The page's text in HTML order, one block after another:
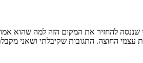
להחזיר את המקום הזה למה שהוא
עצמי החוצה. התגובות שקיבלתי ושאני